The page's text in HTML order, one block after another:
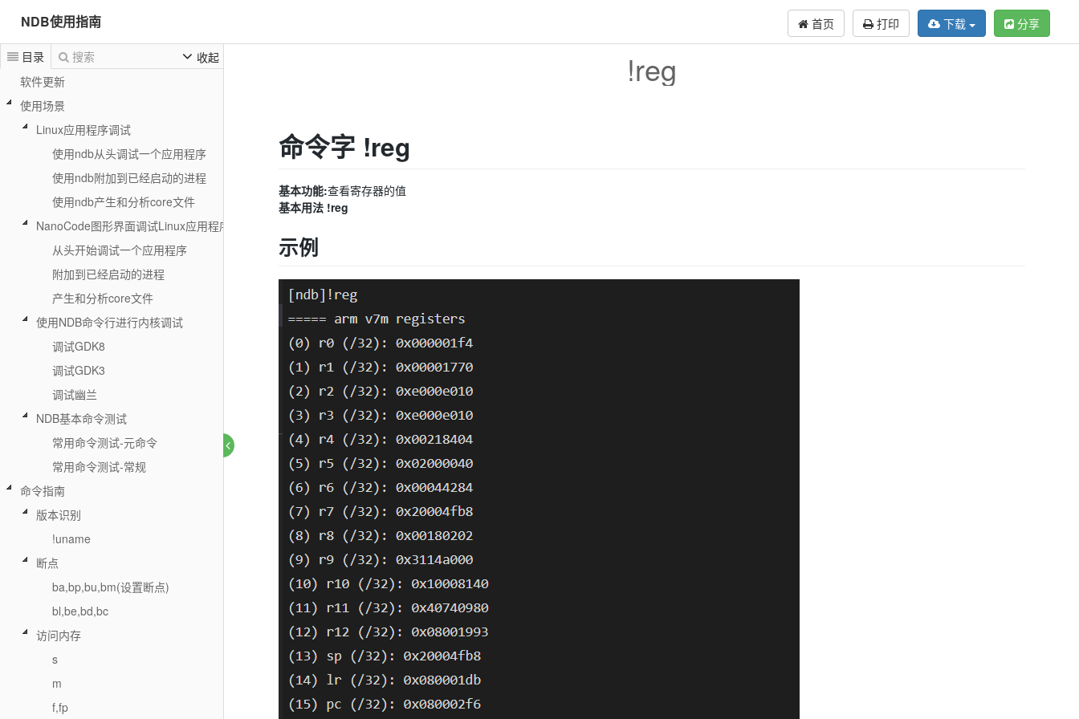
NDB使用指南 首页 打印 分享
下载
目录 搜索
收起
软件更新
使用场景
Linux应用程序调试
使用ndb从头调试一个应用程序
使用ndb附加到已经启动的进程
使用ndb产生和分析core文件
NanoCode图形界面调试Linux应用程序
从头开始调试一个应用程序
附加到已经启动的进程
产生和分析core文件
使用NDB命令行进行内核调试
调试GDK8
调试GDK3
调试幽兰
NDB基本命令测试
常用命令测试-元命令
常用命令测试-常规
命令指南
版本识别
!uname
断点
ba,bp,bu,bm(设置断点)
bl,be,bd,bc
访问内存
s
m
f,fp
!reg
命令字 !reg
基本功能:查看寄存器的值
基本用法 !reg
示例